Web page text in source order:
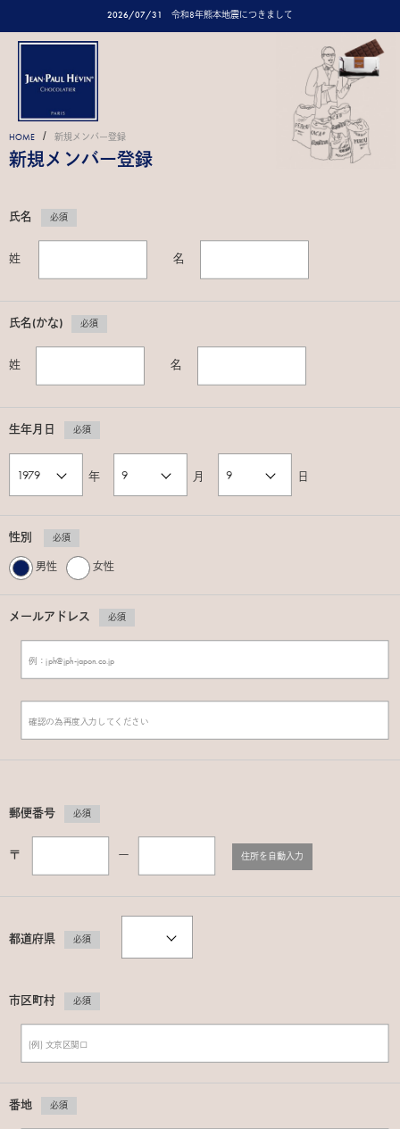
2026/07/31 令和8年熊本地震につきまして
HOME / 新規メンバー登録
新規メンバー登録
氏名 必須
姓 名
氏名(かな) 必須
姓 名
生年月日 必須
年 月 日
性別 必須
男性 女性
メールアドレス 必須
郵便番号 必須
〒 ー 住所を自動入力
都道府県 必須
市区町村 必須
番地 必須